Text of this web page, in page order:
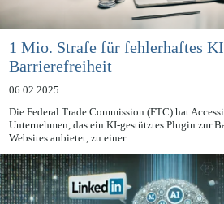
1 Mio. Strafe für fehlerhaftes
Barrierefreiheit
06.02.2025
Die Federal Trade Commission (FTC) hat
Unternehmen, das ein KI-gestütztes Plugin zur
Websites anbietet, zu einer…